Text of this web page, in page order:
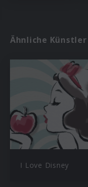
Ähnliche
I Love Disney